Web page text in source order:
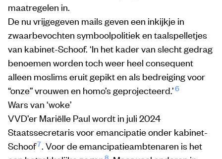
maatregelen in.
De nu vrijgegeven mails geven een inkijkje in
zwaarbevochten symboolpolitiek en taalspelletjes
van kabinet-Schoof. ‘In het kader van slecht gedrag
benoemen worden toch weer heel consequent
alleen moslims eruit gepikt en als bedreiging voor
“onze” vrouwen en homo’s geprojecteerd.’6
Wars van ‘woke’
VVD’er Mariëlle Paul wordt in juli 2024
Staatssecretaris voor emancipatie onder kabinet-
Schoof7. Voor de emancipatieambtenaren is het